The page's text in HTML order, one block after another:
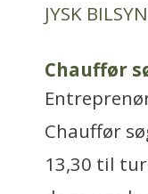
JYSK
Chauffør
Chauffør
13,30 til